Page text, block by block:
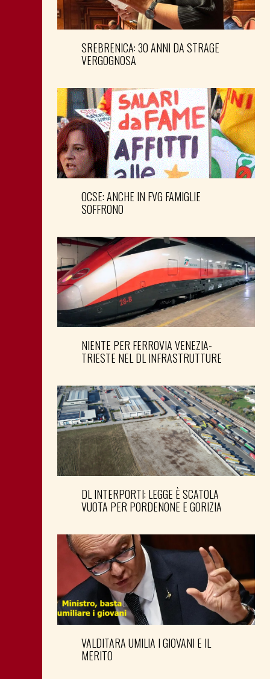
SREBRENICA: 30 ANNI DA STRAGE
VERGOGNOSA
OCSE: ANCHE IN FVG FAMIGLIE
SOFFRONO
NIENTE PER FERROVIA VENEZIA-
TRIESTE NEL DL INFRASTRUTTURE
DL INTERPORTI: LEGGE È SCATOLA
VUOTA PER PORDENONE E GORIZIA
VALDITARA UMILIA I GIOVANI E IL
MERITO